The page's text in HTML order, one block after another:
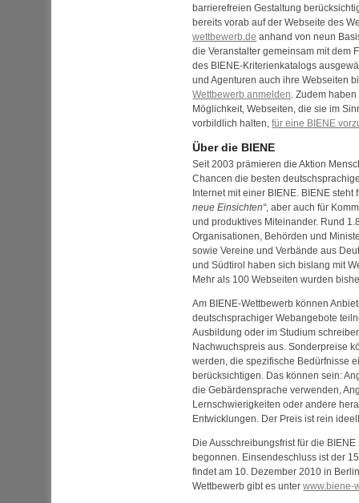
barrierefreien Gestaltung
bereits vorab auf derWebseite des
wettbewerb.de anhand von neun
die Veranstalter gemeinsam mit dem
des BIENE-Kriterienkatalogs
und Agenturen auch ihreWebseiten
Wettbewerb anmelden. Zudem
Möglichkeit,Webseiten, die sie im
vorbildlich halten,für eine BIENE
Über die BIENE
Seit 2003 prämieren die Aktion
Chancen die besten
Internet mit einer BIENE. BIENE steht
neue Einsichten , aber auch für
und produktives Miteinander. Rund
Organisationen, Behörden und
sowie Vereine und Verbände aus
und Südtirol haben sich bislang mit
Mehr als 100Webseiten wurden
Am BIENE-Wettbewerb können
deutschsprachigerWebangebote
Ausbildung oder im Studium
Nachwuchspreis aus. Sonderpreise
werden, die spezifische Bedürfnisse
berücksichtigen. Das können sein:
die Gebärdensprache verwenden,
Lernschwierigkeiten oder andere
Entwicklungen. Der Preis ist rein
Die Ausschreibungsfrist für die
begonnen. Einsendeschluss ist der
findet am 10. Dezember 2010 in
Wettbewerb gibt es unterwww.biene-